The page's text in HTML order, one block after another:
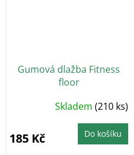
Gumová dlažba Fitness
floor
Skladem (210 ks)
185 Kč Do košíku